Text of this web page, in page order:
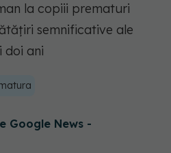
la copiii prematuri
semnificative ale
doi ani
Google News -